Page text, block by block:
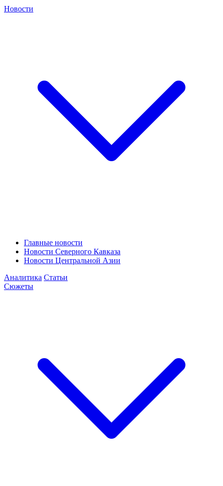
Новости
Главные новости
Новости Северного Кавказа
Новости Центральной Азии
Аналитика Статьи
Сюжеты